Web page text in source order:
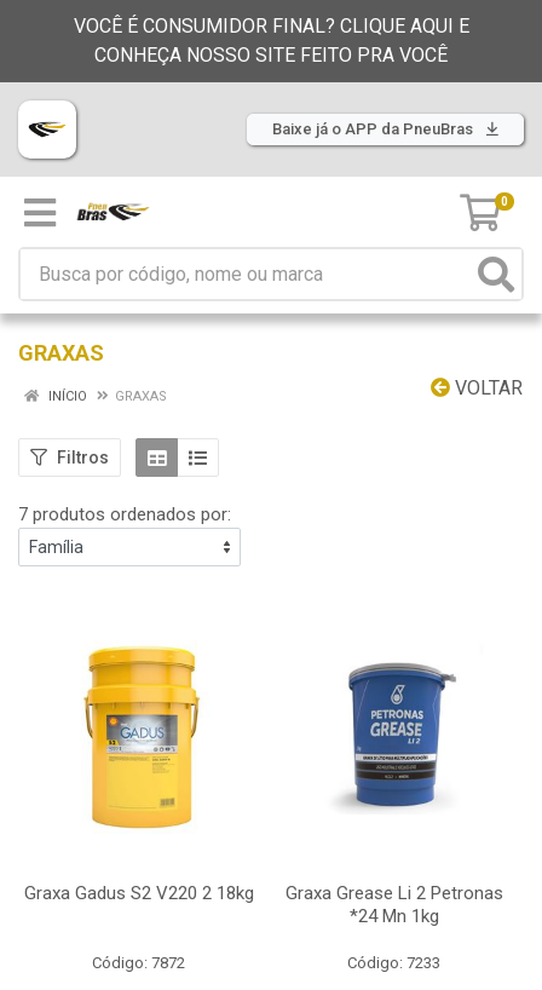
VOCÊ É CONSUMIDOR FINAL? CLIQUE AQUI E
CONHEÇA NOSSO SITE FEITO PRA VOCÊ
Baixe já o APP da PneuBras
0
GRAXAS
VOLTAR
INÍCIO GRAXAS
Filtros
7 produtos ordenados por:
Graxa Gadus S2 V220 2 18kg
Código: 7872
Graxa Grease Li 2 Petronas
*24 Mn 1kg
Código: 7233